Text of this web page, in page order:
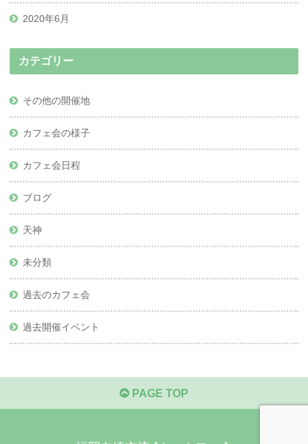
2020年6月
カテゴリー
その他の開催地
カフェ会の様子
カフェ会日程
ブログ
天神
未分類
過去のカフェ会
過去開催イベント
PAGE TOP